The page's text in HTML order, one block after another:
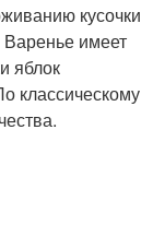
кусочки
имеет
яблок
классическому